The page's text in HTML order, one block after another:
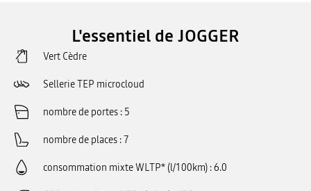
L'essentiel de JOGGER
Vert Cèdre
Sellerie TEP microcloud
nombre de portes 5
nombre de places 7
consommation mixte WLTP* (l/100km) 6.0